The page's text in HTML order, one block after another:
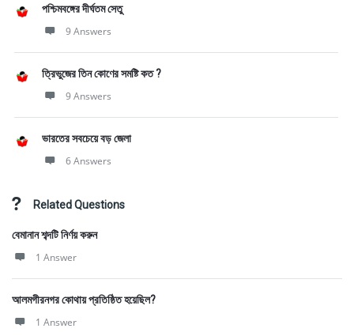
পশ্চিমবঙ্গের দীর্ঘতম সেতু
9 Answers
ত্রিভুজের তিন কোণের সমষ্টি কত ?
9 Answers
ভারতের সবচেয়ে বড় জেলা
6 Answers
Related Questions
বেমানান শব্দটি নির্ণয় করুন
1 Answer
আলমগীরনগর কোথায় প্রতিষ্ঠিত হয়েছিল?
1 Answer